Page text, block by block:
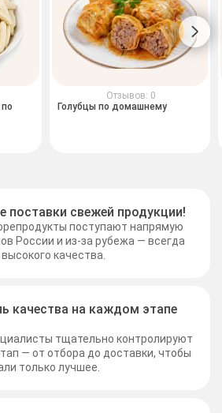
Отзывов: 0
Голубцы по домашнему
поставки свежей продукции!
поступают напрямую
России и из-за рубежа — всегда
качества.
качества на каждом этапе
тщательно контролируют
— от отбора до доставки, чтобы
только лучшее.